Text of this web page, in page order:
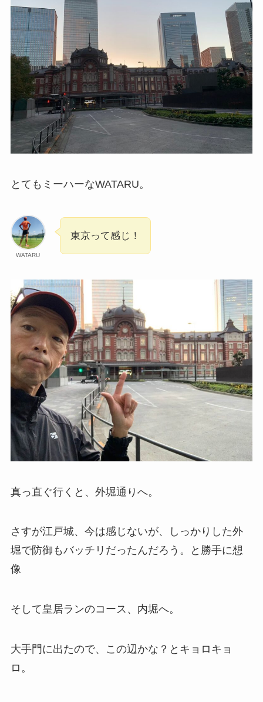
とてもミーハーなWATARU。
WATARU
東京って感じ！
真っ直ぐ行くと、外堀通りへ。
さすが江戸城、今は感じないが、しっかりした外
堀で防御もバッチリだったんだろう。と勝手に想
像
そして皇居ランのコース、内堀へ。
大手門に出たので、この辺かな？とキョロキョ
ロ。